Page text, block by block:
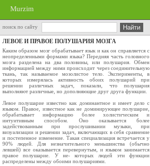
Murzim
поиск по сайту
ЛЕВОЕ И ПРАВОЕ ПОЛУШАРИЯ МОЗГА
Каким образом мозг обрабатывает язык и как он справляется с
неопределенными формами языка? Передняя часть головного
мозга разделена на два половины, или полушария. Обмен
информацией между ними происходит через соединительную
ткань, так называемое мозолистое тело. Эксперименты, в
которых измерялась активность обоих полушарий при
решении различных задач, показали, что полушария
выполняют различные, но дополняющие друг друга функции.
Левое полушарие известно как доминантное и имеет дело с
языком. Правое, известное как не доминирующее полушарие,
обрабатывает информацию более холистическим и
интуитивным способом. Оно оказывается более
задействованным при прослушивании музыки, при
визуализации и решении задач, включающих в себя сравнение
и постепенное изменение. Такая специализация встречается у
90% людей. Для незначительного меньшинства (обычно
левшей) все оказывается перевернутым, и языком занимается
правое полушарие. У не- которых людей эти функции
распределены между обоими полушариями.